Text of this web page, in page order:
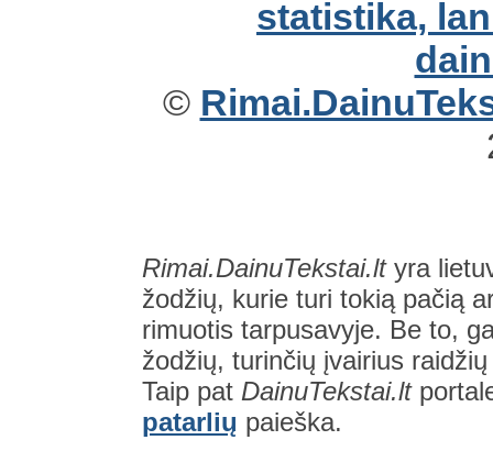
©
Rimai.DainuTekstai.ltyra
žodžių, kurie turi tokią pačią
rimuotis tarpusavyje. Be to,
žodžių, turinčių įvairius
Taip pat DainuTekstai.lt
patarlių paieška.